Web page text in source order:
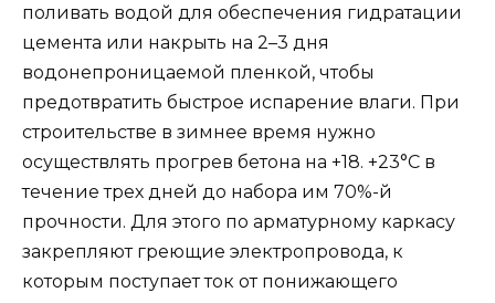
поливать водой для обеспечения гидратации
цемента или накрыть на 2–3 дня
водонепроницаемой пленкой, чтобы
предотвратить быстрое испарение влаги. При
строительстве в зимнее время нужно
осуществлять прогрев бетона на +18. +23°С в
течение трех дней до набора им 70%-й
прочности. Для этого по арматурному каркасу
закрепляют греющие электропровода, к
которым поступает ток от понижающего